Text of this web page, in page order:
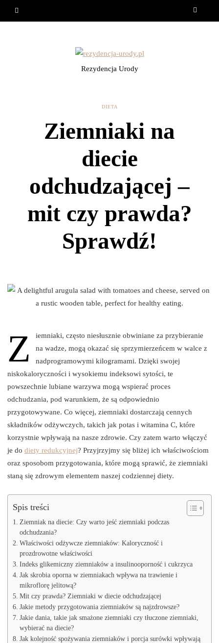
Rezydencja Urody
DIETA
Ziemniaki na
diecie
odchudzającej –
mit czy prawda?
Sprawdź!
Z
iemniaki, często niesłusznie obwiniane za przybieranie
na wadze, mogą okazać się sprzymierzeńcem w walce z
nadprogramowymi kilogramami. Dzięki swojej
niskokaloryczności i wysokiemu indeksowi sytości, te
powszechnie lubiane warzywa mogą wspierać proces
odchudzania, pod warunkiem, że są odpowiednio
przygotowywane. Co więcej, ziemniaki dostarczają cennych
składników odżywczych, takich jak potas i witamina C, które
korzystnie wpływają na nasze zdrowie. Czy zatem warto włączyć
je do diety redukcyjnej? Przyjrzyjmy się bliżej ich właściwościom
oraz sposobom przygotowania, które mogą sprawić, że ziemniaki
staną się zdrowym elementem naszej codziennej diety.
Spis treści
Ziemniak na diecie: Czy warto jeść ziemniaki podczas
odchudzania?
Właściwości odżywcze ziemniaków: Kaloryczność i
prozdrowotne właściwości
Indeks glikemiczny ziemniaków a insulinooporność i cukrzyca
Jak skrobia oporna w ziemniakach wpływa na trawienie i
mikroflorę jelitową?
Mit czy prawda? Ziemniaki w diecie odchudzającej
Jakie metody przygotowania ziemniaków są najzdrowsze?
Jakie dania, takie jak smażone ziemniaki czy tłuczone ziemniaki,
wybierać na diecie?
Jak kolejność spożywania ziemniaków i porcja surówki wpływają